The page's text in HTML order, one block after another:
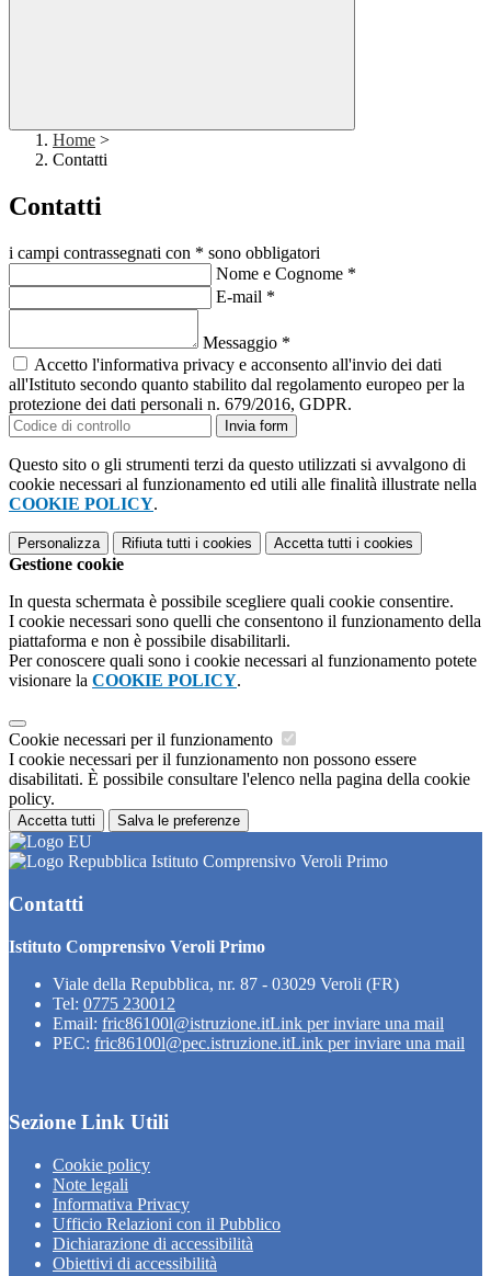
Home >
Contatti
Contatti
i campi contrassegnati con * sono obbligatori
Nome e Cognome *
E-mail *
Messaggio *
Accetto l'informativa privacy e acconsento all'invio dei dati
all'Istituto secondo quanto stabilito dal regolamento europeo per la
protezione dei dati personali n. 679/2016, GDPR.
Invia form
Questo sito o gli strumenti terzi da questo utilizzati si avvalgono di
cookie necessari al funzionamento ed utili alle finalità illustrate nella
COOKIE POLICY.
Personalizza Rifiuta tutti i cookies Accetta tutti i cookies
Gestione cookie
In questa schermata è possibile scegliere quali cookie consentire.
I cookie necessari sono quelli che consentono il funzionamento della
piattaforma e non è possibile disabilitarli.
Per conoscere quali sono i cookie necessari al funzionamento potete
visionare la COOKIE POLICY.
Cookie necessari per il funzionamento
I cookie necessari per il funzionamento non possono essere
disabilitati. È possibile consultare l'elenco nella pagina della cookie
policy.
Accetta tutti Salva le preferenze
Istituto Comprensivo Veroli Primo
Contatti
Istituto Comprensivo Veroli Primo
Viale della Repubblica, nr. 87 - 03029 Veroli (FR)
Tel: 0775 230012
Email: fric86100l@istruzione.itLink per inviare una mail
PEC: fric86100l@pec.istruzione.itLink per inviare una mail
Sezione Link Utili
Cookie policy
Note legali
Informativa Privacy
Ufficio Relazioni con il Pubblico
Dichiarazione di accessibilità
Obiettivi di accessibilità